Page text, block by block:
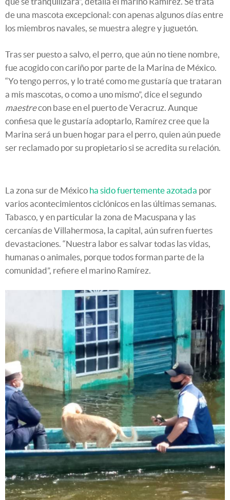
de una mascota excepcional: con apenas algunos días entre
los miembros navales, se muestra alegre y juguetón.
Tras ser puesto a salvo, el perro, que aún no tiene nombre,
fue acogido con cariño por parte de la Marina de México.
“Yo tengo perros, y lo traté como me gustaría que trataran
a mis mascotas, o como a uno mismo”, dice el segundo
maestrecon base en el puerto de Veracruz. Aunque
confiesa que le gustaría adoptarlo, Ramírez cree que la
Marina será un buen hogar para el perro, quien aún puede
ser reclamado por su propietario si se acredita su relación.
La zona sur de México ha sido fuertemente azotada por
varios acontecimientos ciclónicos en las últimas semanas.
Tabasco, y en particular la zona de Macuspana y las
cercanías de Villahermosa, la capital, aún sufren fuertes
devastaciones. “Nuestra labor es salvar todas las vidas,
humanas o animales, porque todos forman parte de la
comunidad”, refiere el marino Ramírez.